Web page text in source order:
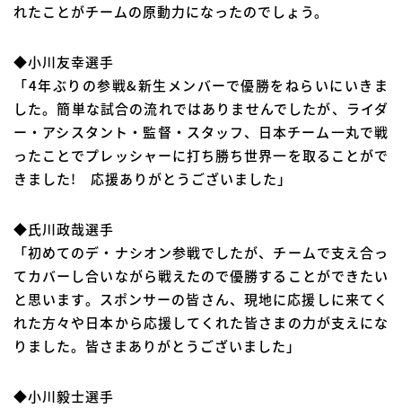
れたことがチームの原動力になったのでしょう。
◆小川友幸選手
「4年ぶりの参戦&新生メンバーで優勝をねらいにいきま
した。簡単な試合の流れではありませんでしたが、ライダ
ー・アシスタント・監督・スタッフ、日本チーム一丸で戦
ったことでプレッシャーに打ち勝ち世界一を取ることがで
きました! 応援ありがとうございました」
◆氏川政哉選手
「初めてのデ・ナシオン参戦でしたが、チームで支え合っ
てカバーし合いながら戦えたので優勝することができたい
と思います。スポンサーの皆さん、現地に応援しに来てく
れた方々や日本から応援してくれた皆さまの力が支えにな
りました。皆さまありがとうございました」
◆小川毅士選手